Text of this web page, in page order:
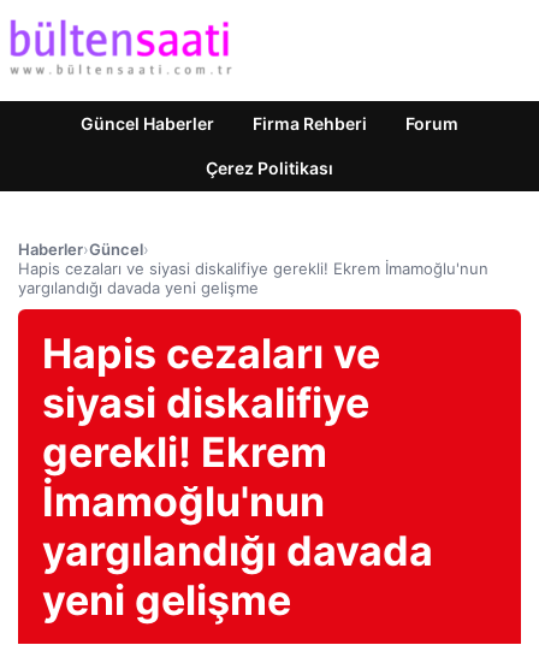
Güncel Haberler Firma Rehberi Forum
Çerez Politikası
Haberler›Güncel›
Hapis cezaları ve siyasi diskalifiye gerekli! Ekrem İmamoğlu'nun
yargılandığı davada yeni gelişme
Hapis cezaları ve
siyasi diskalifiye
gerekli! Ekrem
İmamoğlu'nun
yargılandığı davada
yeni gelişme